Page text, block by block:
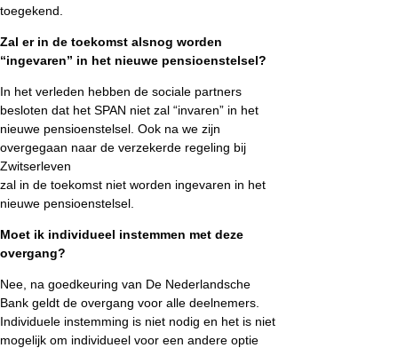
toegekend.
Zal er in de toekomst alsnog worden
“ingevaren” in het nieuwe pensioenstelsel?
In het verleden hebben de sociale partners
besloten dat het SPAN niet zal “invaren” in het
nieuwe pensioenstelsel. Ook na we zijn
overgegaan naar de verzekerde regeling bij
Zwitserleven
zal in de toekomst niet worden ingevaren in het
nieuwe pensioenstelsel.
Moet ik individueel instemmen met deze
overgang?
Nee, na goedkeuring van De Nederlandsche
Bank geldt de overgang voor alle deelnemers.
Individuele instemming is niet nodig en het is niet
mogelijk om individueel voor een andere optie